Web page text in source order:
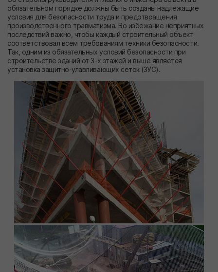
обязательном порядке должны быть созданы надлежащие
условия для безопасности труда и предотвращения
производственного травматизма. Во избежание неприятных
последствий важно, чтобы каждый строительный объект
соответствовал всем требованиям техники безопасности.
Так, одним из обязательных условий безопасности при
строительстве зданий от 3-х этажей и выше является
установка защитно-улавливающих сеток (ЗУС).